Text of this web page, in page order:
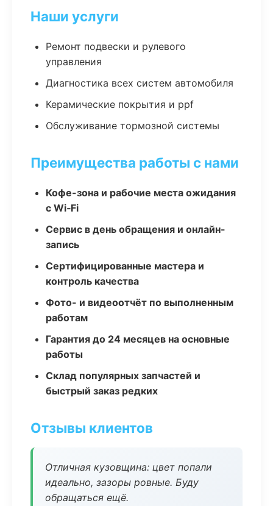
Наши услуги
Ремонт подвески и рулевого
управления
Диагностика всех систем автомобиля
Керамические покрытия и ppf
Обслуживание тормозной системы
Преимущества работы с нами
Кофе-зона и рабочие места ожидания
с Wi‑Fi
Сервис в день обращения и онлайн-
запись
Сертифицированные мастера и
контроль качества
Фото- и видеоотчёт по выполненным
работам
Гарантия до 24 месяцев на основные
работы
Склад популярных запчастей и
быстрый заказ редких
Отзывы клиентов
Отличная кузовщина: цвет попали
идеально, зазоры ровные. Буду
обращаться ещё.